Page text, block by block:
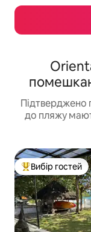
Підтверджено
до пляжу
Топ вибір гостей
Вибір гостей